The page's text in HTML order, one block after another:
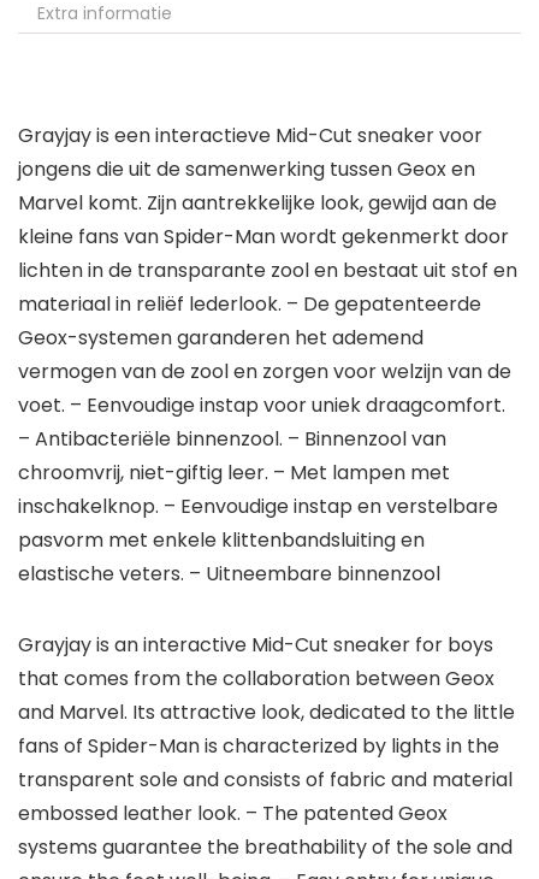
Extra informatie
Grayjay is een interactieve Mid-Cut sneaker voor
jongens die uit de samenwerking tussen Geox en
Marvel komt. Zijn aantrekkelijke look, gewijd aan de
kleine fans van Spider-Man wordt gekenmerkt door
lichten in de transparante zool en bestaat uit stof en
materiaal in reliëf lederlook. – De gepatenteerde
Geox-systemen garanderen het ademend
vermogen van de zool en zorgen voor welzijn van de
voet. – Eenvoudige instap voor uniek draagcomfort.
– Antibacteriële binnenzool. – Binnenzool van
chroomvrij, niet-giftig leer. – Met lampen met
inschakelknop. – Eenvoudige instap en verstelbare
pasvorm met enkele klittenbandsluiting en
elastische veters. – Uitneembare binnenzool
Grayjay is an interactive Mid-Cut sneaker for boys
that comes from the collaboration between Geox
and Marvel. Its attractive look, dedicated to the little
fans of Spider-Man is characterized by lights in the
transparent sole and consists of fabric and material
embossed leather look. – The patented Geox
systems guarantee the breathability of the sole and